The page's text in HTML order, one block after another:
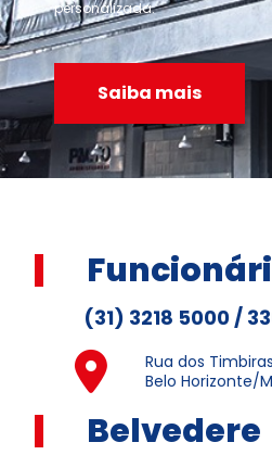
personalizada.
Saiba mais
(31) 3218 5000 /
Rua dos
Belo Horizonte/
Belvedere